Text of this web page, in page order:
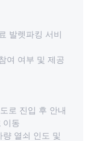
발렛파킹 서비
여 여부 및 제공
로 진입 후 안내
이동
열쇠 인도 및